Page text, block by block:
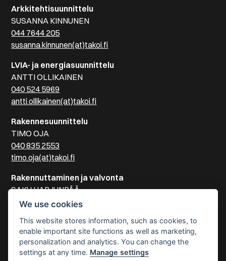
Arkkitehtisuunnittelu
SUSANNA KINNUNEN
044 7644 205
susanna.kinnunen(at)takoi.fi
LVIA- ja energiasuunnittelu
ANTTI OLLIKAINEN
040 524 5969
antti.ollikainen(at)takoi.fi
Rakennesuunnittelu
TIMO OJA
040 835 2553
timo.oja(at)takoi.fi
Rakennuttaminen ja valvonta
SAKU HARJUNPÄÄ
041 515 2505
Sähkösuunnittelu
PEKKA LINDEMAN
040 125 8878
We use cookies
This website stores information, such as cookies, to
enable important site functions as well as marketing,
personalization and analytics. You can change the
settings at any time. Manage settings